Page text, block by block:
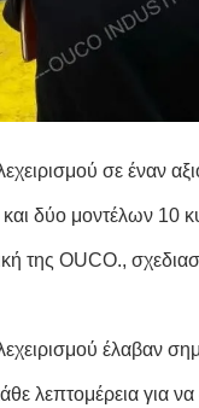
σε έναν
δύο μοντέλων 10
της OUCO.,
έλαβαν
λεπτομέρεια για